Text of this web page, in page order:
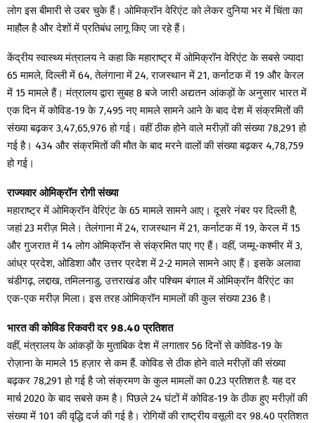
लोग इस बीमारी से उबर चुके हैं। ओमिक्रॉन वेरिएंट को लेकर दुनिया भर में चिंता का
माहौल है और देशों में प्रतिबंध लागू किए जा रहे हैं।
केंद्रीय स्वास्थ्य मंत्रालय ने कहा कि महाराष्ट्र में ओमिक्रॉन वेरिएंट के सबसे ज्यादा
65 मामले, दिल्ली में 64, तेलंगाना में 24, राजस्थान में 21, कर्नाटक में 19 और केरल
में 15 मामले हैं। मंत्रालय द्वारा सुबह 8 बजे जारी अद्यतन आंकड़ों के अनुसार भारत में
एक दिन में कोविड-19 के 7,495 नए मामले सामने आने के बाद देश में संक्रमितों की
संख्या बढ़कर 3,47,65,976 हो गई। वहीं ठीक होने वाले मरीज़ों की संख्या 78,291 हो
गई है। 434 और संक्रमितों की मौत के बाद मरने वालों की संख्या बढ़कर 4,78,759
हो गई।
राज्यवार ओमिक्रॉन रोगी संख्या
महाराष्ट्र में ओमिक्रॉन वेरिएंट के 65 मामले सामने आए। दूसरे नंबर पर दिल्ली है,
जहां 23 मरीज़ मिले। तेलंगाना में 24, राजस्थान में 21, कर्नाटक में 19, केरल में 15
और गुजरात में 14 लोग ओमिक्रॉन से संक्रमित पाए गए हैं। वहीं, जम्मू-कश्मीर में 3,
आंध्र प्रदेश, ओडिशा और उत्तर प्रदेश में 2-2 मामले सामने आए हैं। इसके अलावा
चंडीगढ़, लद्दाख, तमिलनाडु, उत्तराखंड और पश्चिम बंगाल में ओमिक्रॉन वैरिएंट का
एक-एक मरीज़ मिला। इस तरह ओमिक्रॉन मामलों की कुल संख्या 236 है।
भारत की कोविड रिकवरी दर 98.40 प्रतिशत
वहीं, मंत्रालय के आंकड़ों के मुताबिक देश में लगातार 56 दिनों से कोविड-19 के
रोज़ाना के मामले 15 हज़ार से कम हैं. कोविड से ठीक होने वाले मरीज़ों की संख्या
बढ़कर 78,291 हो गई है जो संक्रमण के कुल मामलों का 0.23 प्रतिशत है. यह दर
मार्च 2020 के बाद सबसे कम है। पिछले 24 घंटों में कोविड-19 के ठीक हुए मरीज़ों की
संख्या में 101 की वृद्धि दर्ज की गई है। रोगियों की राष्ट्रीय वसूली दर 98.40 प्रतिशत